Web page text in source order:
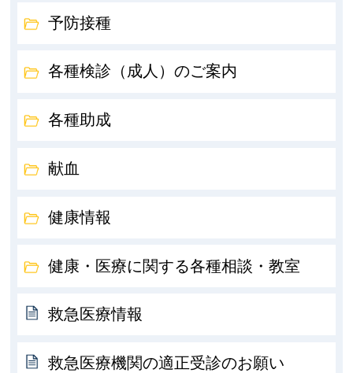
予防接種
各種検診（成人）のご案内
各種助成
献血
健康情報
健康・医療に関する各種相談・教室
救急医療情報
救急医療機関の適正受診のお願い